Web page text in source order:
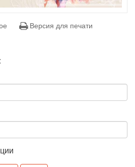
Версия для печати